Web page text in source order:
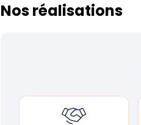
Nos réalisations